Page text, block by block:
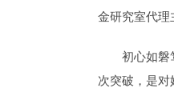
金研究室代理
初心如磐
次突破，是